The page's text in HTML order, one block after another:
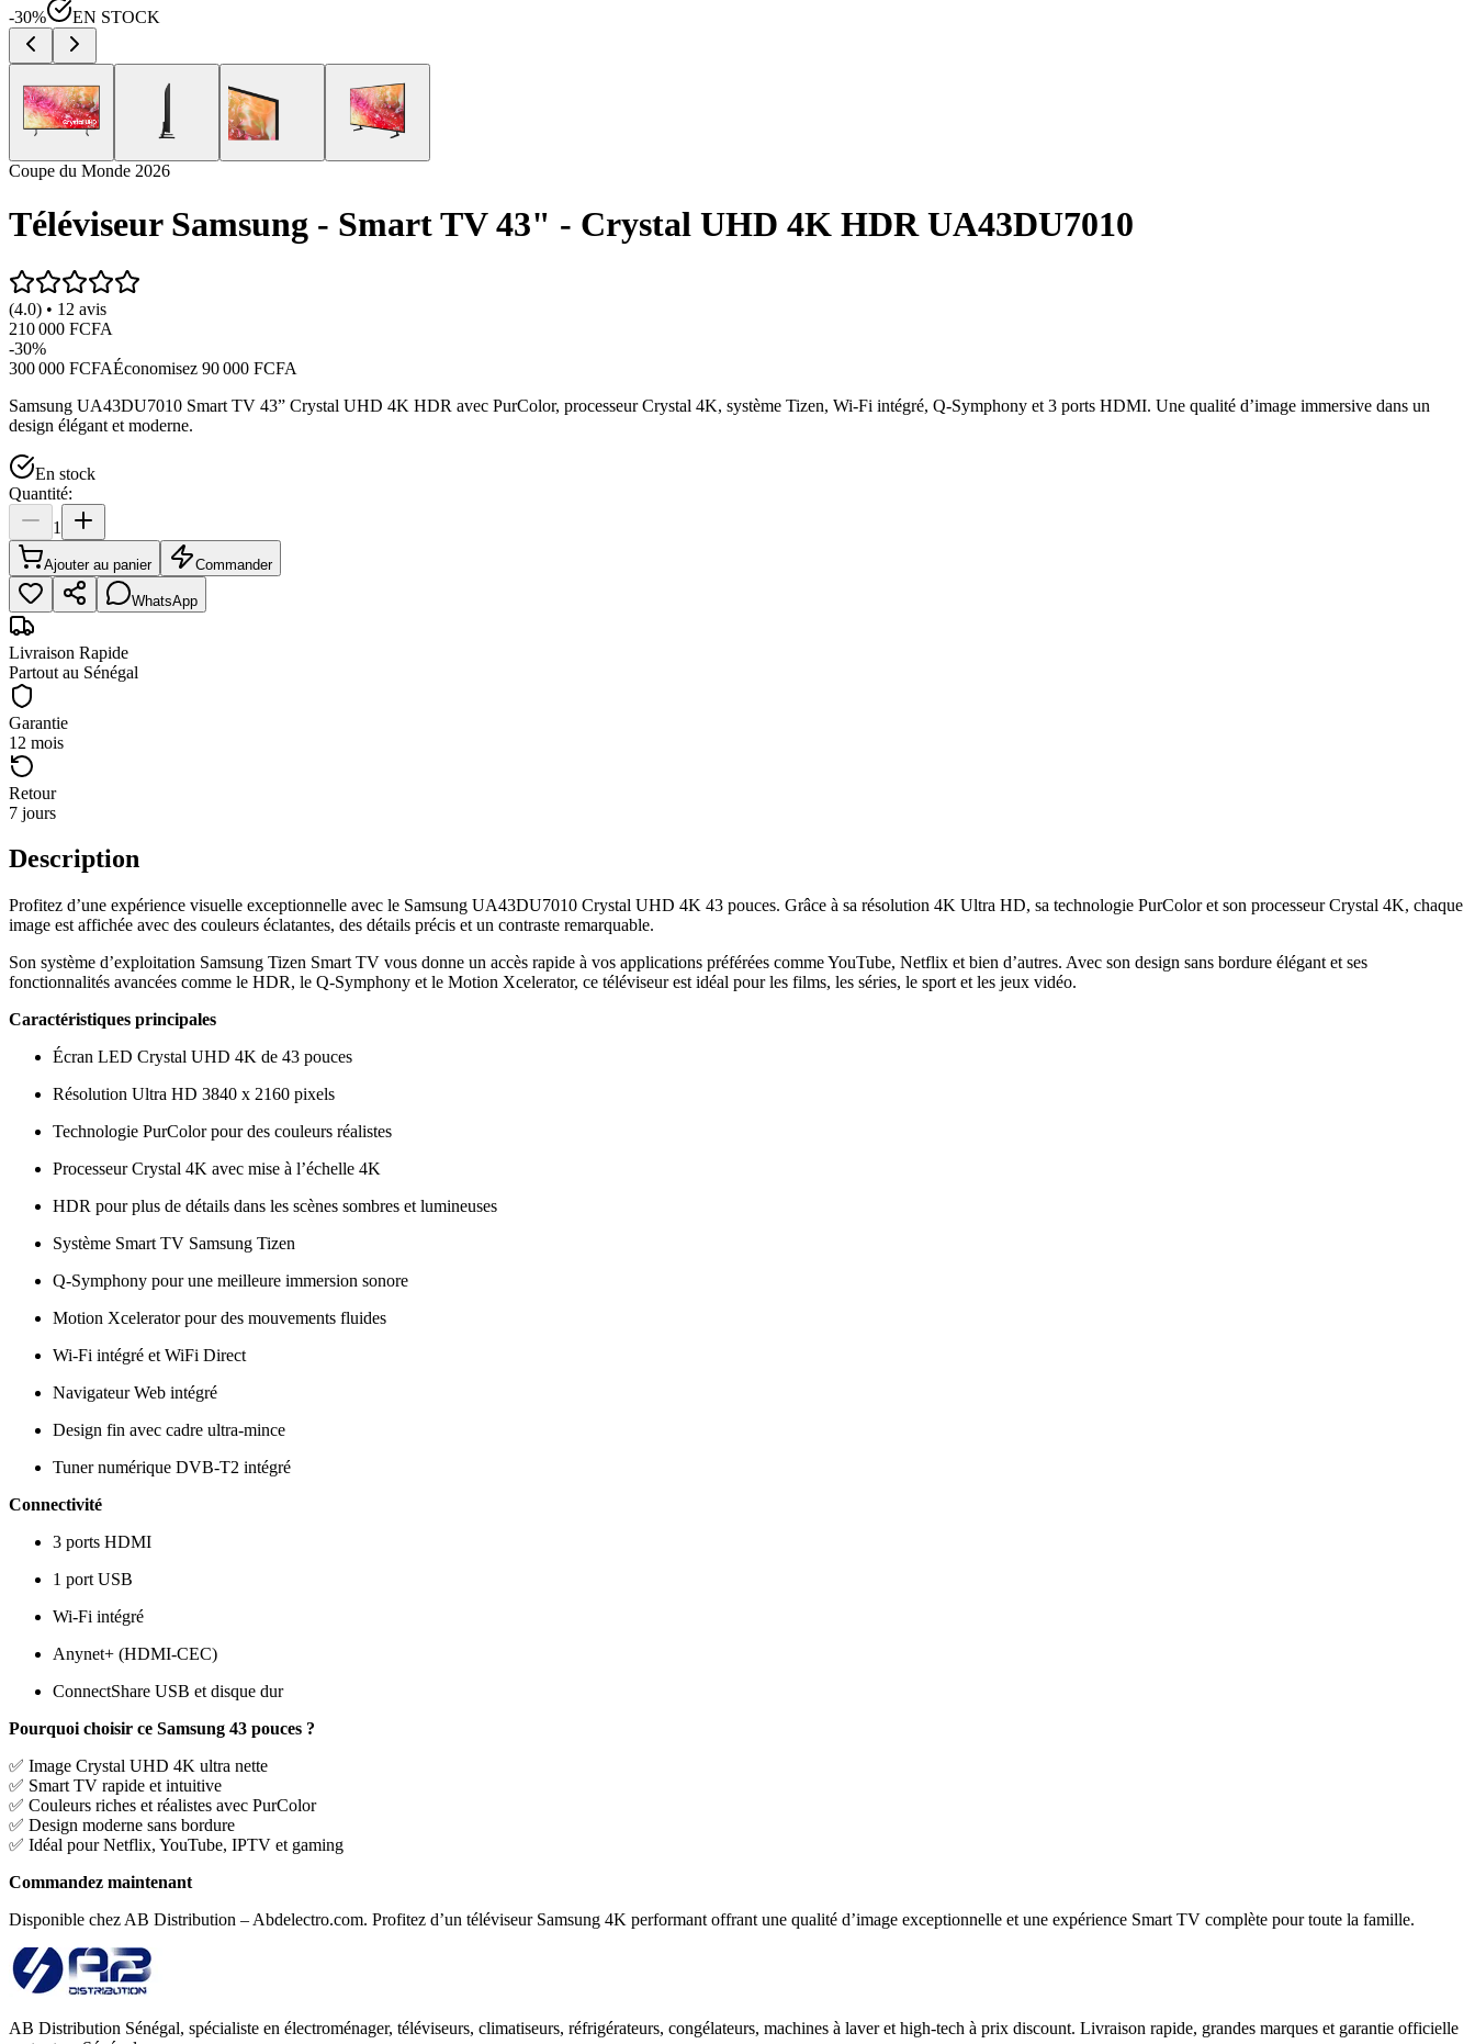
-30% EN STOCK
Coupe du Monde 2026
Téléviseur Samsung - Smart TV 43" - Crystal UHD 4K HDR UA43DU7010
(4.0) • 12 avis
210 000 FCFA
-30%
300 000 FCFAÉconomisez 90 000 FCFA
Samsung UA43DU7010 Smart TV 43” Crystal UHD 4K HDR avec PurColor, processeur Crystal 4K, système Tizen, Wi-Fi intégré, Q-Symphony et 3 ports HDMI. Une qualité d’image immersive dans un
design élégant et moderne.
En stock
Quantité:
1
Ajouter au panier Commander
WhatsApp
Livraison Rapide
Partout au Sénégal
Garantie
12 mois
Retour
7 jours
Description
Profitez d’une expérience visuelle exceptionnelle avec le Samsung UA43DU7010 Crystal UHD 4K 43 pouces. Grâce à sa résolution 4K Ultra HD, sa technologie PurColor et son processeur Crystal 4K, chaque
image est affichée avec des couleurs éclatantes, des détails précis et un contraste remarquable.
Son système d’exploitation Samsung Tizen Smart TV vous donne un accès rapide à vos applications préférées comme YouTube, Netflix et bien d’autres. Avec son design sans bordure élégant et ses
fonctionnalités avancées comme le HDR, le Q-Symphony et le Motion Xcelerator, ce téléviseur est idéal pour les films, les séries, le sport et les jeux vidéo.
Caractéristiques principales
Écran LED Crystal UHD 4K de 43 pouces
Résolution Ultra HD 3840 x 2160 pixels
Technologie PurColor pour des couleurs réalistes
Processeur Crystal 4K avec mise à l’échelle 4K
HDR pour plus de détails dans les scènes sombres et lumineuses
Système Smart TV Samsung Tizen
Q-Symphony pour une meilleure immersion sonore
Motion Xcelerator pour des mouvements fluides
Wi-Fi intégré et WiFi Direct
Navigateur Web intégré
Design fin avec cadre ultra-mince
Tuner numérique DVB-T2 intégré
Connectivité
3 ports HDMI
1 port USB
Wi-Fi intégré
Anynet+ (HDMI-CEC)
ConnectShare USB et disque dur
Pourquoi choisir ce Samsung 43 pouces ?
✅ Image Crystal UHD 4K ultra nette
✅ Smart TV rapide et intuitive
✅ Couleurs riches et réalistes avec PurColor
✅ Design moderne sans bordure
✅ Idéal pour Netflix, YouTube, IPTV et gaming
Commandez maintenant
Disponible chez AB Distribution – Abdelectro.com. Profitez d’un téléviseur Samsung 4K performant offrant une qualité d’image exceptionnelle et une expérience Smart TV complète pour toute la famille.
AB Distribution Sénégal, spécialiste en électroménager, téléviseurs, climatiseurs, réfrigérateurs, congélateurs, machines à laver et high-tech à prix discount. Livraison rapide, grandes marques et garantie officielle